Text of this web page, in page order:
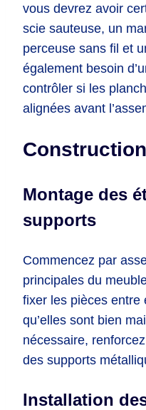
vous devrez avoir
scie sauteuse, un
perceuse sans fil et
également besoin
contrôler si les
alignées avant
Montage des
supports
Commencez par
principales du
fixer les pièces entre
qu’elles sont bien
nécessaire,
des supports
Installation